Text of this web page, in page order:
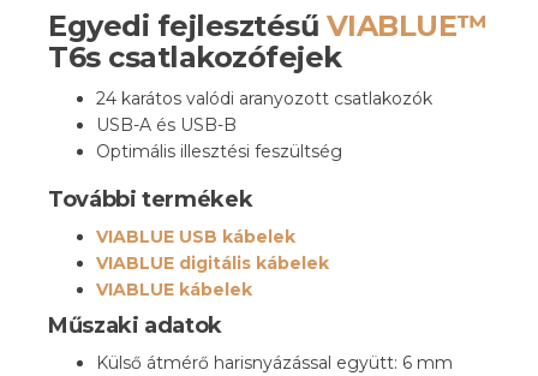
Egyedi fejlesztésű VIABLUE™
T6s csatlakozófejek
24 karátos valódi aranyozott csatlakozók
USB-A és USB-B
Optimális illesztési feszültség
További termékek
VIABLUE USB kábelek
VIABLUE digitális kábelek
VIABLUE kábelek
Műszaki adatok
Külső átmérő harisnyázással együtt: 6 mm